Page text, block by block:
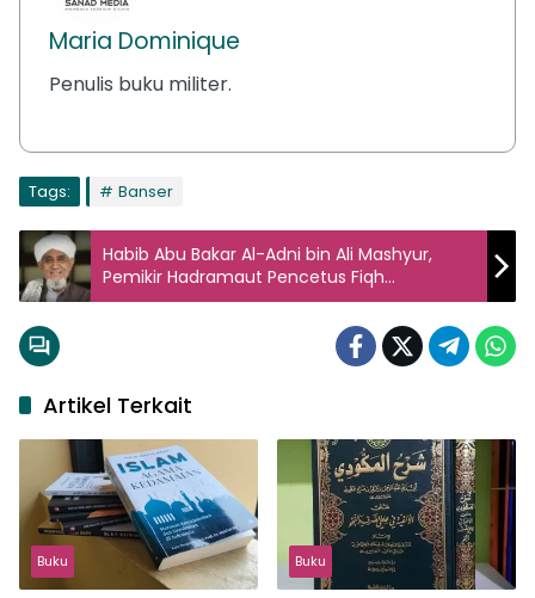
Maria Dominique
Penulis buku militer.
Tags: Banser
Habib Abu Bakar Al-Adni bin Ali Mashyur,
Pemikir Hadramaut Pencetus Fiqh
Tahawwulat
Artikel Terkait
Buku Buku